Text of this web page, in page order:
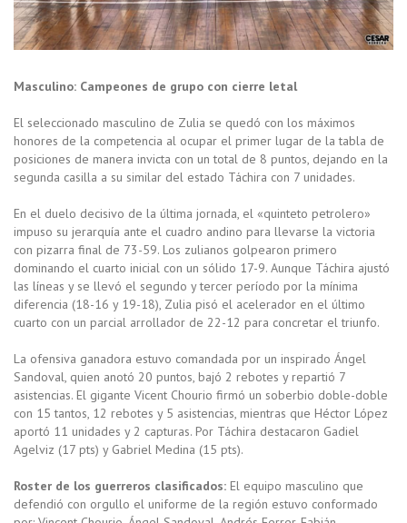
Masculino: Campeones de grupo con cierre letal
El seleccionado masculino de Zulia se quedó con los máximos
honores de la competencia al ocupar el primer lugar de la tabla de
posiciones de manera invicta con un total de 8 puntos, dejando en la
segunda casilla a su similar del estado Táchira con 7 unidades.
En el duelo decisivo de la última jornada, el «quinteto petrolero»
impuso su jerarquía ante el cuadro andino para llevarse la victoria
con pizarra final de 73-59. Los zulianos golpearon primero
dominando el cuarto inicial con un sólido 17-9. Aunque Táchira ajustó
las líneas y se llevó el segundo y tercer período por la mínima
diferencia (18-16 y 19-18), Zulia pisó el acelerador en el último
cuarto con un parcial arrollador de 22-12 para concretar el triunfo.
La ofensiva ganadora estuvo comandada por un inspirado Ángel
Sandoval, quien anotó 20 puntos, bajó 2 rebotes y repartió 7
asistencias. El gigante Vicent Chourio firmó un soberbio doble-doble
con 15 tantos, 12 rebotes y 5 asistencias, mientras que Héctor López
aportó 11 unidades y 2 capturas. Por Táchira destacaron Gadiel
Agelviz (17 pts) y Gabriel Medina (15 pts).
Roster de los guerreros clasificados: El equipo masculino que
defendió con orgullo el uniforme de la región estuvo conformado